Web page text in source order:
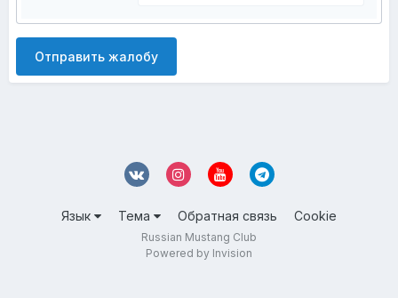
Отправить жалобу
Язык Тема Обратная связь Cookie
Russian Mustang Club
Powered by Invision